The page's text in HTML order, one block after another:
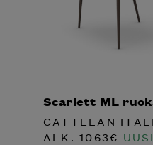
Scarlett ML
CATTELAN
ALK.1063€ UUSI